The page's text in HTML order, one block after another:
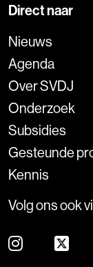
Direct naar
Nieuws
Agenda
Over SVDJ
Onderzoek
Subsidies
Gesteunde
Kennis
Volg ons ook